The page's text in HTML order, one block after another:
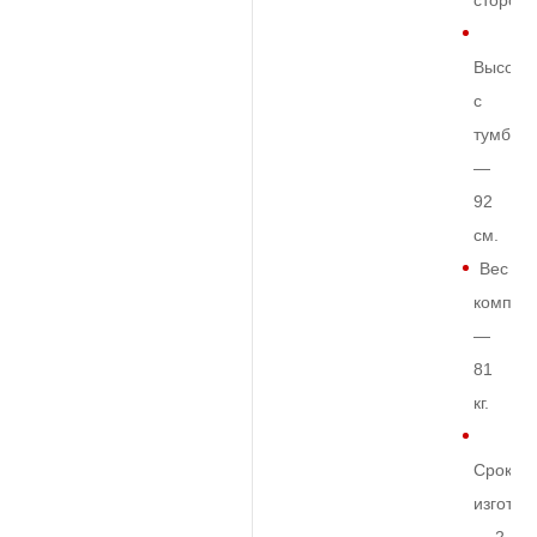
Высота
с
тумбой
—
92
см.
Вес
—
81
кг.
Срок